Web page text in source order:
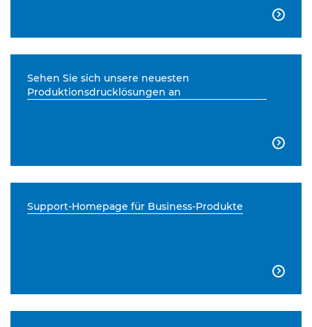

Sehen Sie sich unsere neuesten
Produktionsdrucklösungen an

Support-Homepage für Business-Produkte
